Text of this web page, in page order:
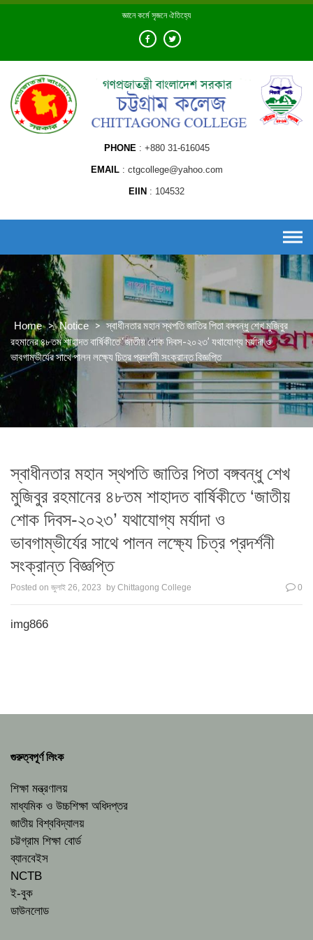
Skip
জ্ঞানে কর্মে সৃজনে ঐতিহ্যে
PHONE +880 31-616045
EMAIL ctgcollege@yahoo.com
EIIN 104532
Home > Notice > স্বাধীনতার মহান স্থপতি জাতির পিতা বঙ্গবন্ধু শেখ মুজিবুর
রহমানের ৪৮তম শাহাদত বার্ষিকীতে ‘জাতীয় শোক দিবস-২০২৩’ যথাযোগ্য মর্যাদা ও
ভাবগাম্ভীর্যের সাথে পালন লক্ষ্যে চিত্র প্রদর্শনী সংক্রান্ত বিজ্ঞপ্তি
স্বাধীনতার মহান স্থপতি জাতির পিতা বঙ্গবন্ধু শেখ
মুজিবুর রহমানের ৪৮তম শাহাদত বার্ষিকীতে ‘জাতীয়
শোক দিবস-২০২৩’ যথাযোগ্য মর্যাদা ও
ভাবগাম্ভীর্যের সাথে পালন লক্ষ্যে চিত্র প্রদর্শনী
সংক্রান্ত বিজ্ঞপ্তি
Posted on জুলাই 26, 2023 by Chittagong College 0
img866
গুরুত্বপূর্ণ লিংক
শিক্ষা মন্ত্রণালয়
মাধ্যমিক ও উচ্চশিক্ষা অধিদপ্তর
জাতীয় বিশ্ববিদ্যালয়
চট্টগ্রাম শিক্ষা বোর্ড
ব্যানবেইস
NCTB
ই-বুক
ডাউনলোড